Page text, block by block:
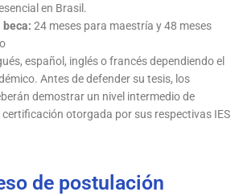
en Brasil.
beca: 24 meses para maestría y 48 meses
español, inglés o francés dependiendo el
Antes de defender su tesis, los
demostrar un nivel intermedio de
otorgada por sus respectivas IES
de postulación